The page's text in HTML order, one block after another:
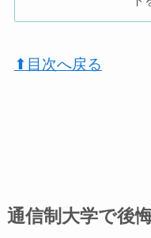
⬆︎目次へ戻る
通信制大学で後